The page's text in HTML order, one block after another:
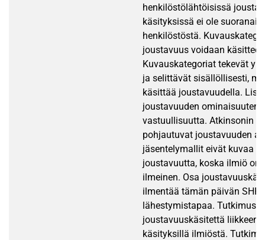
henkilöstölähtöisissä
käsityksissä ei ole
henkilöstöstä.
joustavuus voidaan
Kuvauskategoriat tekevät
ja selittävät sisällöllisesti,
käsittää joustavuudella.
joustavuuden
vastuullisuutta. Atkinsonin
pohjautuvat joustavuuden
jäsentelymallit eivät kuvaa
joustavuutta, koska ilmiö on
ilmeinen. Osa
ilmentää tämän päivän
lähestymistapaa. Tutkimus
joustavuuskäsitettä
käsityksillä ilmiöstä.